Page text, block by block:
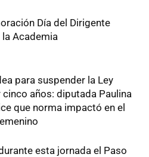
Día del Dirigente
Academia
para suspender la Ley
cinco años: diputada Paulina
que norma impactó en el
esta jornada el Paso